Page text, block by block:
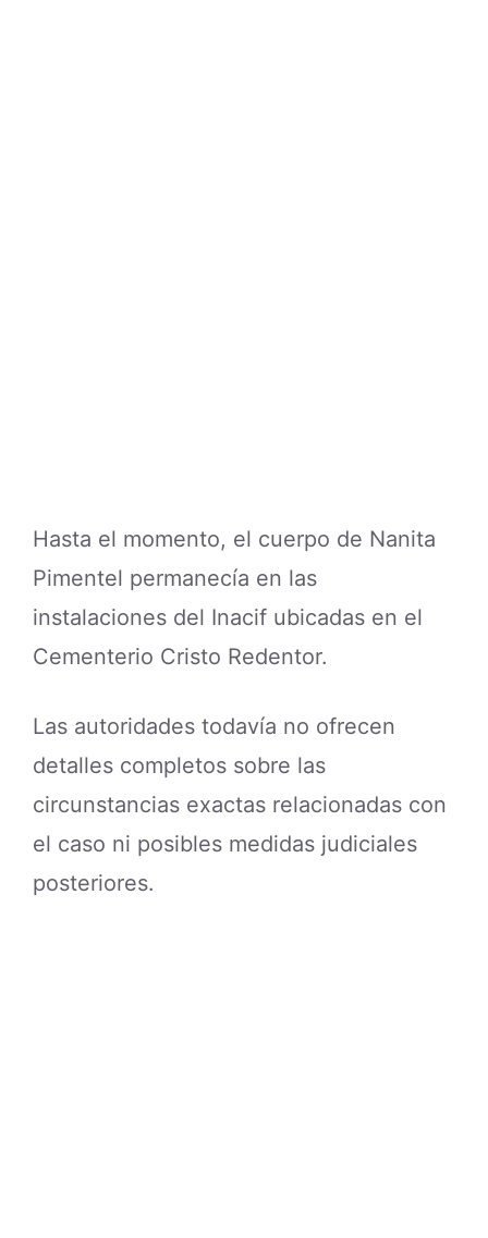
Hasta el momento, el cuerpo de Nanita
Pimentel permanecía en las
instalaciones del Inacif ubicadas en el
Cementerio Cristo Redentor.
Las autoridades todavía no ofrecen
detalles completos sobre las
circunstancias exactas relacionadas con
el caso ni posibles medidas judiciales
posteriores.